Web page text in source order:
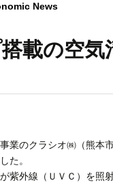
News
載の空
業のクラシオ㈱（熊本
た。
紫外線（ＵＶＣ）を照